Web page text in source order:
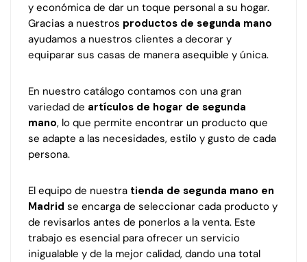
y económica de dar un toque personal a su hogar.
Gracias a nuestros productos de segunda mano
ayudamos a nuestros clientes a decorar y
equiparar sus casas de manera asequible y única.
En nuestro catálogo contamos con una gran
variedad de artículos de hogar de segunda
mano, lo que permite encontrar un producto que
se adapte a las necesidades, estilo y gusto de cada
persona.
El equipo de nuestra tienda de segunda mano en
Madrid se encarga de seleccionar cada producto y
de revisarlos antes de ponerlos a la venta. Este
trabajo es esencial para ofrecer un servicio
inigualable y de la mejor calidad, dando una total